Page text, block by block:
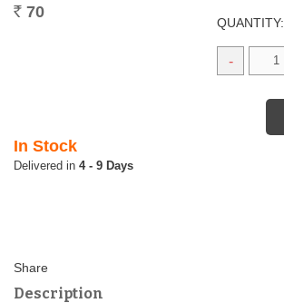
Rs. 70
QUANTITY:
-
In Stock
4 - 9 Days
Description